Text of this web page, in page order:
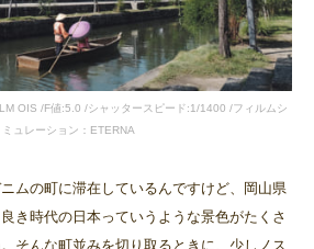
OIS /F値:5.0 /シャッタースピード:1/1400 /フィルムシ
ミュレーション：ETERNA
ムの町に滞在しているんですけど、岡山県
き時代の日本っていうような景色がたくさ
そんな町並みを切り取るときに、少しノス